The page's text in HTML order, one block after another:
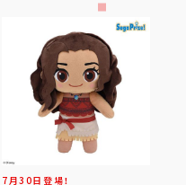
7月30日登場！